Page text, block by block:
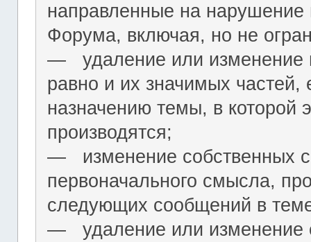
направленные на
Форума, включая, но не
― удаление или изменение
равно и их значимых частей,
назначению темы, в которой
производятся;
― изменение собственных
первоначального смысла,
следующих сообщений в
― удаление или изменение